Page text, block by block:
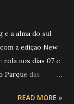
e a alma do sul
a edição New
rola nos dias 07 e
Parque das
ATRAÇÕES DE
READ MORE »